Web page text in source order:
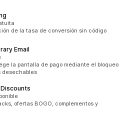
de la tasa de conversión sin código
Email
la pantalla de pago mediante el bloqueo
desechables
ofertas BOGO, complementos y